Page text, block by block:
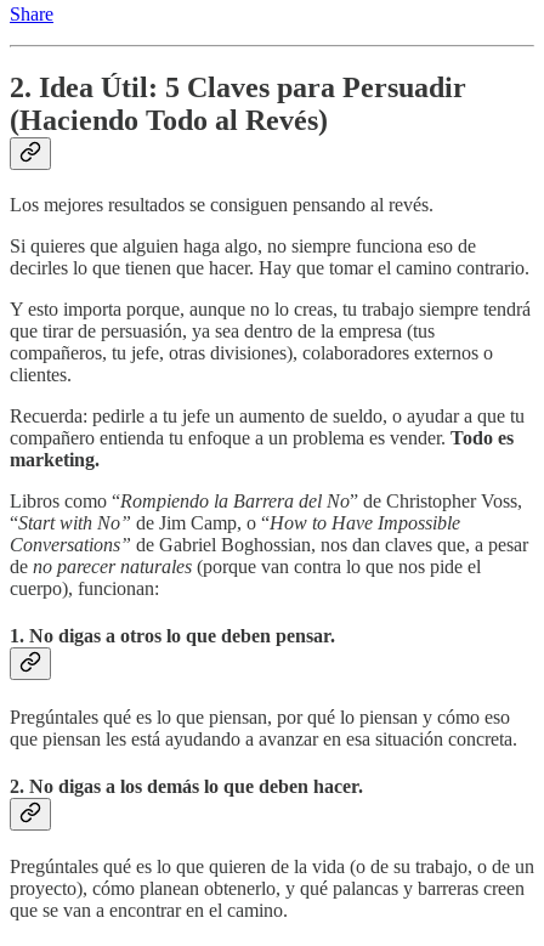
Share
2. Idea Útil: 5 Claves para Persuadir
(Haciendo Todo al Revés)
Los mejores resultados se consiguen pensando al revés.
Si quieres que alguien haga algo, no siempre funciona eso de
decirles lo que tienen que hacer. Hay que tomar el camino contrario.
Y esto importa porque, aunque no lo creas, tu trabajo siempre tendrá
que tirar de persuasión, ya sea dentro de la empresa (tus
compañeros, tu jefe, otras divisiones), colaboradores externos o
clientes.
Recuerda: pedirle a tu jefe un aumento de sueldo, o ayudar a que tu
compañero entienda tu enfoque a un problema es vender. Todo es
marketing.
Libros como “Rompiendo la Barrera del No” de Christopher Voss,
“Start with No” de Jim Camp, o “How to Have Impossible
Conversations” de Gabriel Boghossian, nos dan claves que, a pesar
de no parecer naturales (porque van contra lo que nos pide el
cuerpo), funcionan:
1. No digas a otros lo que deben pensar.
Pregúntales qué es lo que piensan, por qué lo piensan y cómo eso
que piensan les está ayudando a avanzar en esa situación concreta.
2. No digas a los demás lo que deben hacer.
Pregúntales qué es lo que quieren de la vida (o de su trabajo, o de un
proyecto), cómo planean obtenerlo, y qué palancas y barreras creen
que se van a encontrar en el camino.